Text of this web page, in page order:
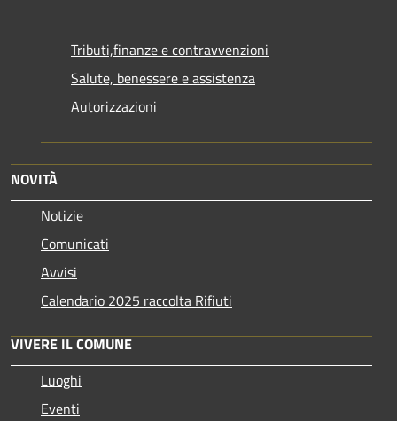
Tributi,finanze e contravvenzioni
Salute, benessere e assistenza
Autorizzazioni
NOVITÀ
Notizie
Comunicati
Avvisi
Calendario 2025 raccolta Rifiuti
VIVERE IL COMUNE
Luoghi
Eventi